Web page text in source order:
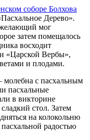
соборе Болхова
Дерево».
мог
затем помещалось
восходит
«Царской Вербы»,
и плодами.
с пасхальным
пасхальные
в викторине
стол. Затем
на колокольню
радостью